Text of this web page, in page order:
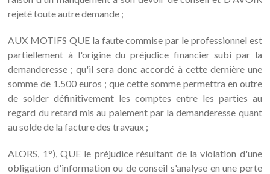
rejeté toute autre demande ;
AUX MOTIFS QUE la faute commise par le professionnel est
partiellement à l'origine du préjudice financier subi par la
demanderesse ; qu'il sera donc accordé à cette dernière une
somme de 1.500 euros ; que cette somme permettra en outre
de solder définitivement les comptes entre les parties au
regard du retard mis au paiement par la demanderesse quant
au solde de la facture des travaux ;
ALORS, 1°), QUE le préjudice résultant de la violation d'une
obligation d'information ou de conseil s'analyse en une perte